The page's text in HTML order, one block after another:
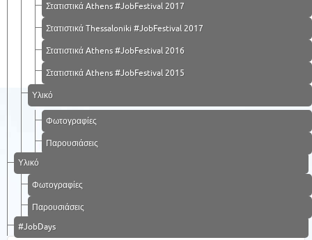
Στατιστικά Athens #JobFestival 2017
Στατιστικά Thessaloniki #JobFestival 2017
Στατιστικά Athens #JobFestival 2016
Στατιστικά Athens #JobFestival 2015
Υλικό
Φωτογραφίες
Παρουσιάσεις
Υλικό
Φωτογραφίες
Παρουσιάσεις
#JobDays